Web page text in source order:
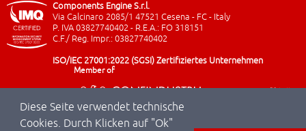
Diese Seite verwendet technische
Cookies. Durch Klicken auf "Ok"
Components Engine S.r.l.
Via Calcinaro 2085/1 47521 Cesena - FC - Italy
P. IVA 03827740402 - R.E.A.: FO 318151
C.F./ Reg. Impr.: 03827740402
ISO/IEC 27001:2022 (SGSI) Zertifiziertes Unternehmen
Member of